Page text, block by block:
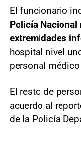
El funcionario
Policía Nacional
extremidades
hospital nivel
personal
El resto de
acuerdo al
de la Policía